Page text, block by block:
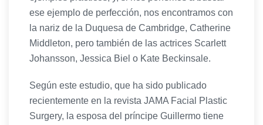
ese ejemplo de perfección, nos encontramos con
la nariz de la Duquesa de Cambridge, Catherine
Middleton, pero también de las actrices Scarlett
Johansson, Jessica Biel o Kate Beckinsale.
Según este estudio, que ha sido publicado
recientemente en la revista JAMA Facial Plastic
Surgery, la esposa del príncipe Guillermo tiene